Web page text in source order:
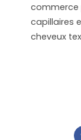
commerce
capillaires
cheveux